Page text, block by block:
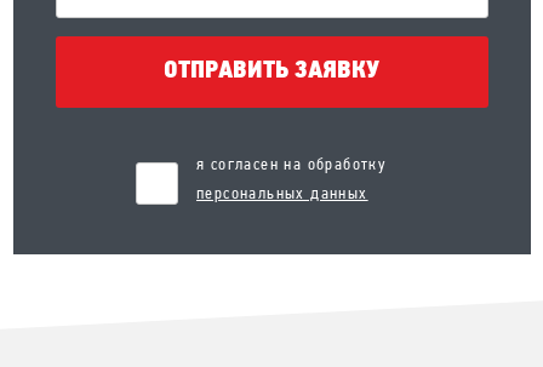
ОТПРАВИТЬ ЗАЯВКУ
я согласен на обработку
персональных данных